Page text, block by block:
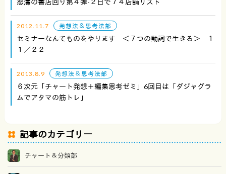
2012.11.7 発想法＆思考法部
セミナーなんてものをやります ＜７つの動詞で生きる＞ １
１／２２
2013.8.9 発想法＆思考法部
６次元「チャート発想＋編集思考ゼミ」6回目は「ダジャグラ
ムでアタマの筋トレ」
記事のカテゴリー
チャート＆分類部